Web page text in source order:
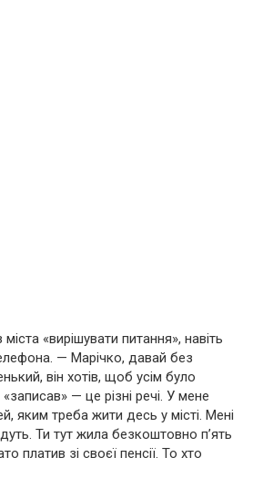
«вирішувати питання», навіть
— Марічко, давай без
він хотів, щоб усім було
— це різні речі. У мене
яким треба жити десь у місті. Мені
Ти тут жила безкоштовно п’ять
платив зі своєї пенсії. То хто